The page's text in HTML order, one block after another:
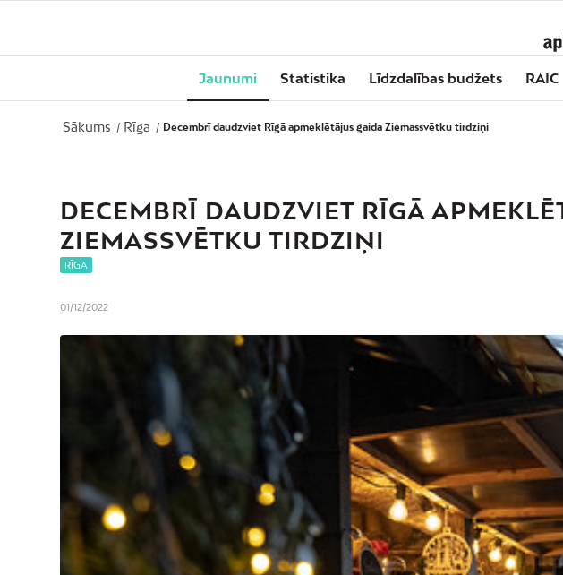
Jaunumi Statistika Līdzdalības budžets RAIC
Sākums / Rīga / Decembrī daudzviet Rīgā apmeklētājus gaida Ziemassvētku tirdziņi
DECEMBRĪ DAUDZVIET RĪGĀ
ZIEMASSVĒTKU TIRDZIŅI
RĪGA
01/12/2022